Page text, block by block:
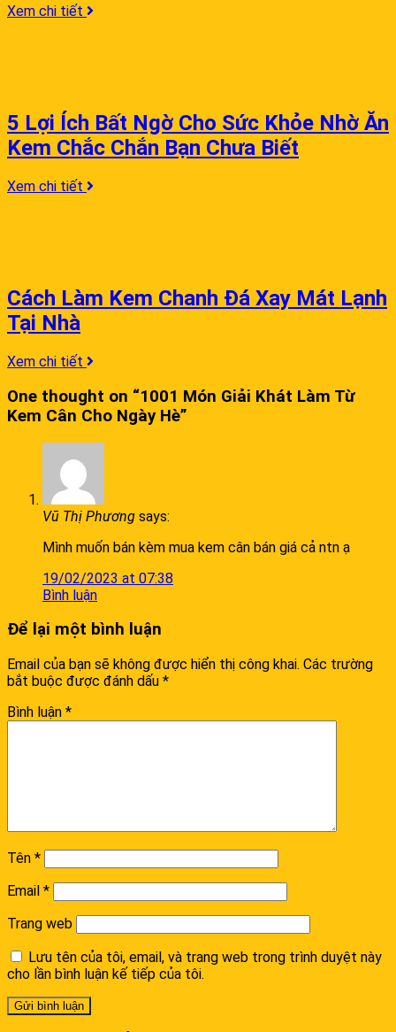
Xem chi tiết
5 Lợi Ích Bất Ngờ Cho Sức Khỏe Nhờ Ăn
Kem Chắc Chắn Bạn Chưa Biết
Xem chi tiết
Cách Làm Kem Chanh Đá Xay Mát Lạnh
Tại Nhà
Xem chi tiết
One thought on “1001 Món Giải Khát Làm Từ
Kem Cân Cho Ngày Hè”
Vũ Thị Phương says:
Mình muốn bán kèm mua kem cân bán giá cả ntn ạ
19/02/2023 at 07:38
Bình luận
Để lại một bình luận
Email của bạn sẽ không được hiển thị công khai. Các trường
bắt buộc được đánh dấu *
Bình luận *
Tên *
Email *
Trang web
Lưu tên của tôi, email, và trang web trong trình duyệt này
cho lần bình luận kế tiếp của tôi.